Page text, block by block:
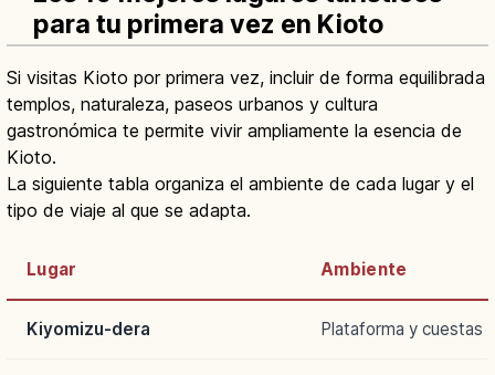
para tu primera vez en Kioto
Si visitas Kioto por primera vez, incluir de forma equilibrada
templos, naturaleza, paseos urbanos y cultura
gastronómica te permite vivir ampliamente la esencia de
Kioto.
La siguiente tabla organiza el ambiente de cada lugar y el
tipo de viaje al que se adapta.
Lugar Ambiente
Kiyomizu-dera Plataforma y cuestas